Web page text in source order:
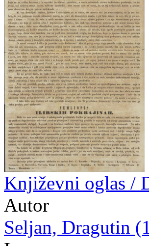
Književni oglas /
Autor
Seljan, Dragutin